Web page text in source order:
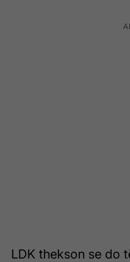
LDK thekson se do